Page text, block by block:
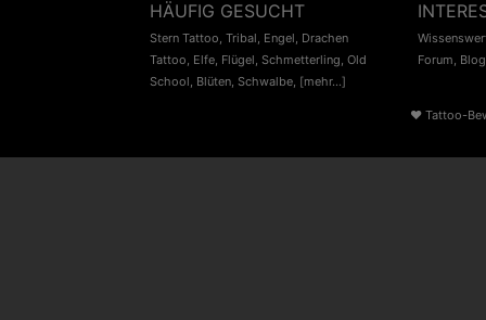
HÄUFIG GESUCHT
Stern Tattoo, Tribal, Engel, Drachen
Tattoo, Elfe, Flügel, Schmetterling, Old
School, Blüten, Schwalbe, [mehr...]
Forum, Blog
♥ Tattoo-